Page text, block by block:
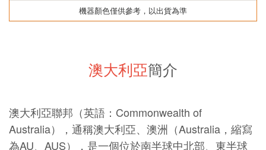
機器顏色僅供參考，以出貨為準
澳大利亞簡介
澳大利亞聯邦（英語：Commonwealth of
Australia），通稱澳大利亞、澳洲（Australia，縮寫
為AU、AUS），是一個位於南半球中北部、東半球